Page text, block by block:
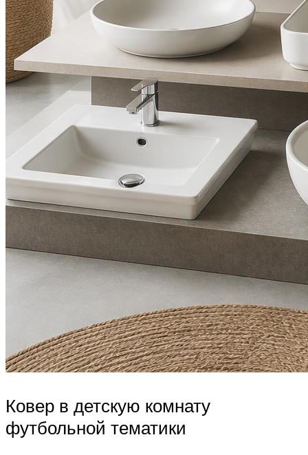
Ковер в детскую комнату
футбольной тематики